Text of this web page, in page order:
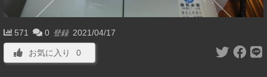
571 0 登録 2021/04/17
お気に入り 0